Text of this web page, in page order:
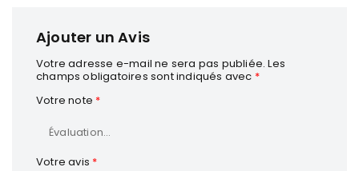
Ajouter un Avis
Votre adresse e-mail ne sera pas publiée. Les
champs obligatoires sont indiqués avec *
Votre note *
Votre avis *